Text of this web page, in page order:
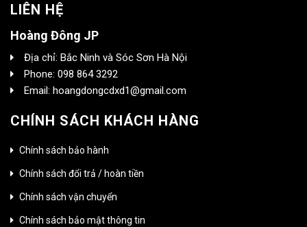
LIÊN HỆ
Hoàng Đông JP
Địa chỉ: Bắc Ninh và Sóc Sơn Hà Nội
Phone: 098 864 3292
Email: hoangdongcdxd1@gmail.com
CHÍNH SÁCH KHÁCH HÀNG
Chính sách bảo hành
Chính sách đổi trả / hoàn tiền
Chính sách vận chuyển
Chính sách bảo mật thông tin